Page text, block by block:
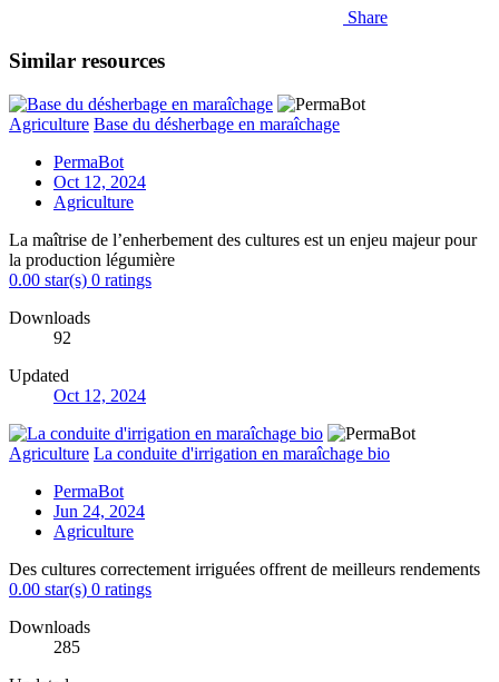
Share
Similar resources
Agriculture Base du désherbage en maraîchage
PermaBot
Oct 12, 2024
Agriculture
La maîtrise de l’enherbement des cultures est un enjeu majeur pour
la production légumière
0.00 star(s) 0 ratings
Downloads
92
Updated
Oct 12, 2024
Agriculture La conduite d'irrigation en maraîchage bio
PermaBot
Jun 24, 2024
Agriculture
Des cultures correctement irriguées offrent de meilleurs rendements
0.00 star(s) 0 ratings
Downloads
285